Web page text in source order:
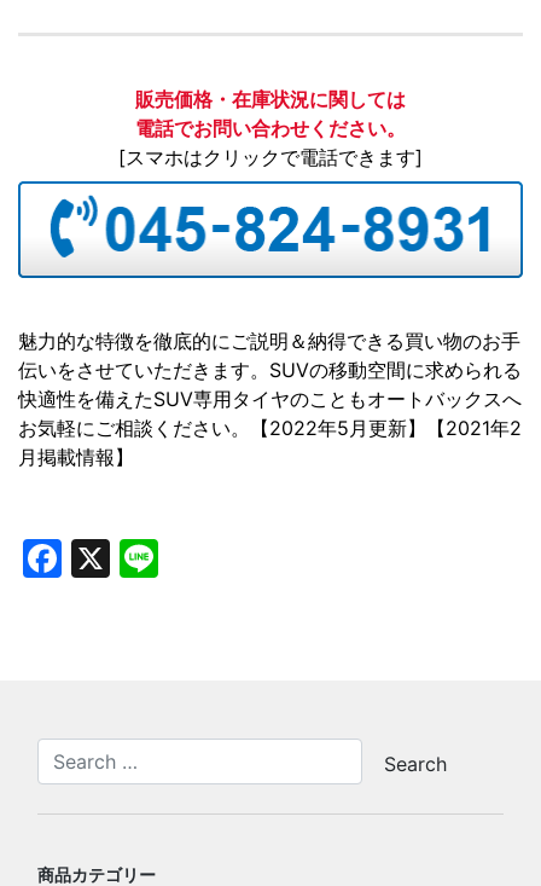
販売価格・在庫状況に関しては
電話でお問い合わせください。
[スマホはクリックで電話できます]
魅力的な特徴を徹底的にご説明＆納得できる買い物のお手
伝いをさせていただきます。SUVの移動空間に求められる
快適性を備えたSUV専用タイヤのこともオートバックスへ
お気軽にご相談ください。【2022年5月更新】【2021年2
月掲載情報】
Facebook
X
商品カテゴリー